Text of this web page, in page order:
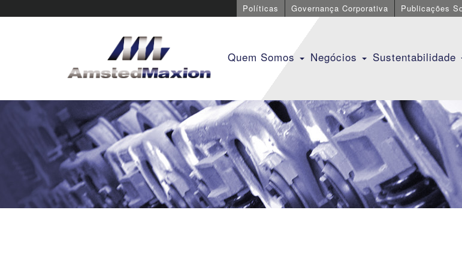
Políticas Governança Corporativa Publicações
Quem Somos Negócios Sustentabilidade